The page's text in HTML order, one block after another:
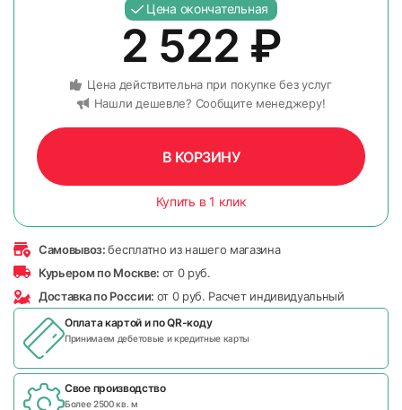
Цена окончательная
2 522 ₽
Цена действительна при покупке без услуг
Нашли дешевле? Сообщите менеджеру!
В КОРЗИНУ
Купить в 1 клик
Самовывоз:бесплатно из нашего магазина
Курьером по Москве: от 0 руб.
Доставка по России: от 0 руб. Расчет индивидуальный
Оплата картой и поQR-коду
Принимаем дебетовые и кредитные карты
Свое производство
Более 2500 кв. м